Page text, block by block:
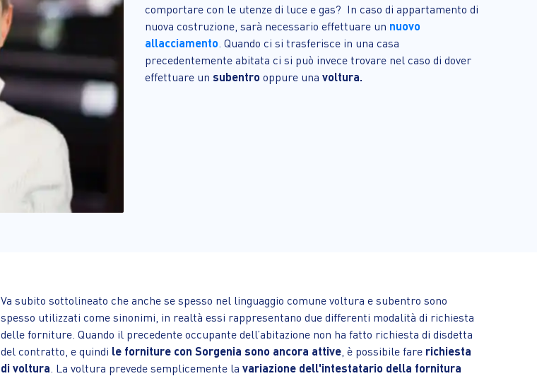
comportare con le utenze di luce e gas? In caso di appartamento di
nuova costruzione, sarà necessario effettuare un nuovo
allacciamento . Quando ci si trasferisce in una casa
precedentemente abitata ci si può invece trovare nel caso di dover
effettuare un subentro oppure una voltura.
Va subito sottolineato che anche se spesso nel linguaggio comune voltura e subentro sono
spesso utilizzati come sinonimi, in realtà essi rappresentano due differenti modalità di richiesta
delle forniture. Quando il precedente occupante dell’abitazione non ha fatto richiesta di disdetta
del contratto, e quindi le forniture con Sorgenia sono ancora attive , è possibile fare richiesta
di voltura . La voltura prevede semplicemente lavariazione dell'intestatario della fornitura